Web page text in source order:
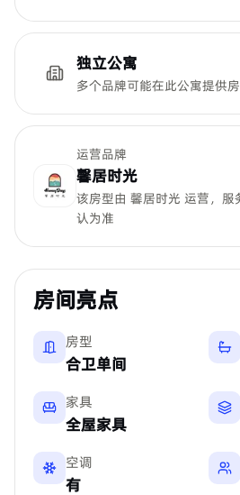
独立公寓
多个品牌可能在此公寓提供
运营品牌
馨居时光
该房型由 馨居时光 运营，服
认为准
房间亮点
房型
合卫单间
家具
全屋家具
空调
有